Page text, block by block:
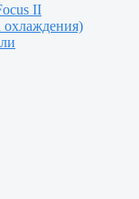
II
охлаждения)